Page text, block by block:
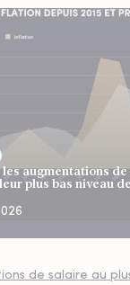
les augmentations
plus bas niveau
de salaire au